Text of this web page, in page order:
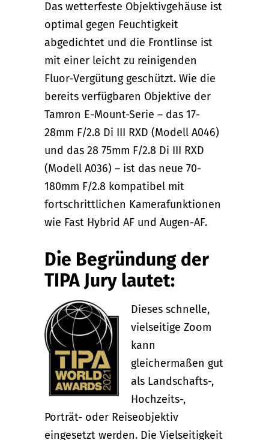
Das wetterfeste Objektivgehäuse ist
optimal gegen Feuchtigkeit
abgedichtet und die Frontlinse ist
mit einer leicht zu reinigenden
Fluor-Vergütung geschützt. Wie die
bereits verfügbaren Objektive der
Tamron E-Mount-Serie – das 17-
28mm F/2.8 Di III RXD (Modell A046)
und das 28 75mm F/2.8 Di III RXD
(Modell A036) – ist das neue 70-
180mm F/2.8 kompatibel mit
fortschrittlichen Kamerafunktionen
wie Fast Hybrid AF und Augen-AF.
Die Begründung der
TIPA Jury lautet:
Dieses schnelle,
vielseitige Zoom
kann
gleichermaßen gut
als Landschafts-,
Hochzeits-,
Porträt- oder Reiseobjektiv
eingesetzt werden. Die Vielseitigkeit